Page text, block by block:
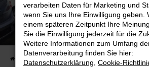
Unser Fahrzeugbestand vor Ort
Entdecken Sie unsere sofort verfügbaren
Fahrzeugangebote
verarbeiten Daten für Marketing und
wenn Sie uns Ihre Einwilligung geben.
einem späteren Zeitpunkt Ihre
Sie die Einwilligung jederzeit für die
Weitere Informationen zum Umfang
Datenverarbeitung finden Sie hier:
Datenschutzerklärung Cookie-